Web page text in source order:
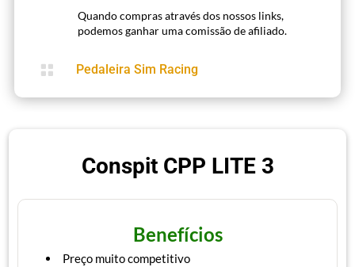
Quando compras através dos nossos links,
podemos ganhar uma comissão de afiliado.
 Pedaleira Sim Racing
Conspit CPP LITE 3
Benefícios
Preço muito competitivo